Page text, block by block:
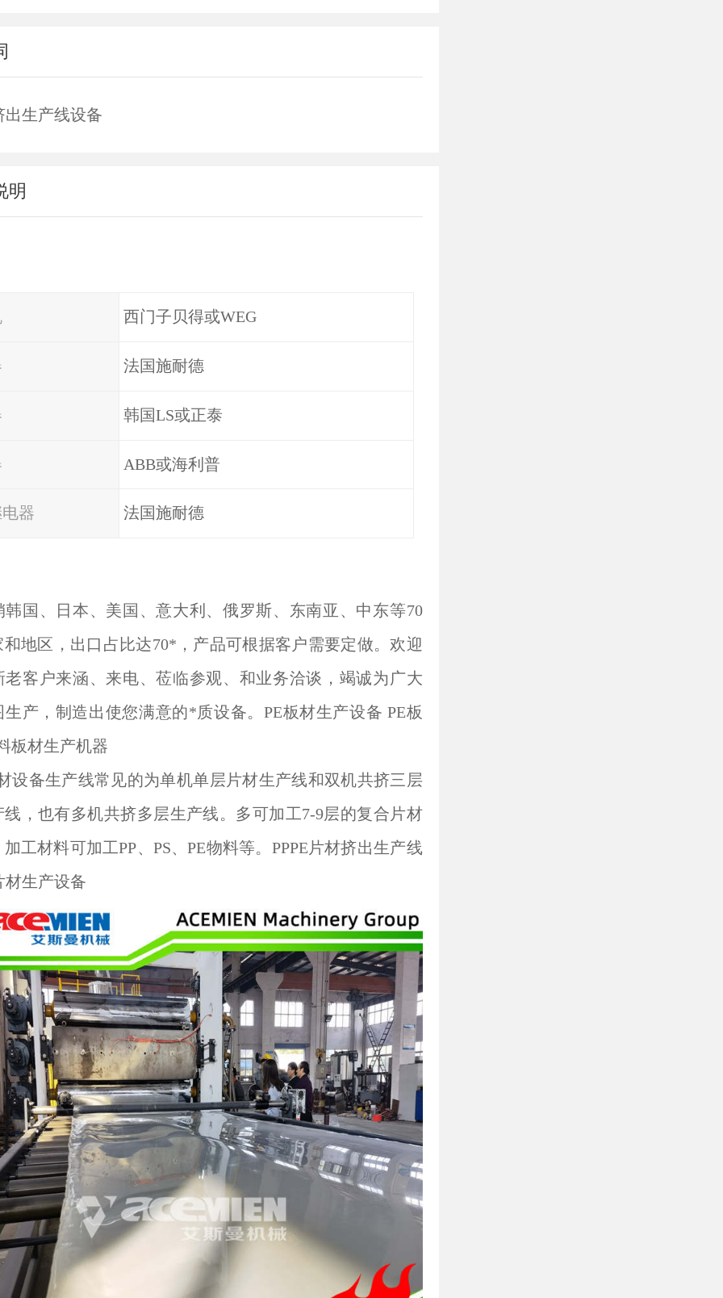
出生产线设备
明
西门子贝得或WEG
法国施耐德
韩国LS或正泰
ABB或海利普
器 法国施耐德
韩国、日本、美国、意大利、俄罗斯、东南亚、中东等70
和地区，出口占比达70*，产品可根据客户需要定做。欢迎
老客户来涵、来电、莅临参观、和业务洽谈，竭诚为广大
生产，制造出使您满意的*质设备。PE板材生产设备 PE板
板材生产机器
设备生产线常见的为单机单层片材生产线和双机共挤三层
线，也有多机共挤多层生产线。多可加工7-9层的复合片材
工材料可加工PP、PS、PE物料等。PPPE片材挤出生产线
材生产设备